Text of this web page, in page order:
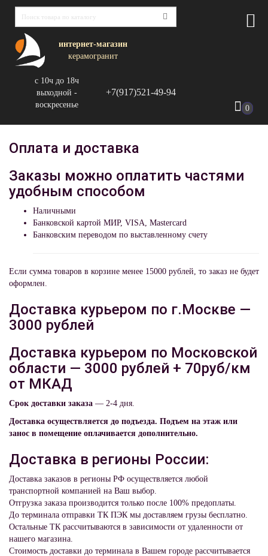
интернет-магазин
керамогранит
с 10ч до 18ч
выходной -
воскресенье
+7(917)521-49-94
0
Оплата и доставка
Заказы можно оплатить частями
удобным способом
Наличными
Банковской картой МИР, VISA, Mastercard
Банковским переводом по выставленному счету
Если сумма товаров в корзине менее 15000 рублей, то заказ не будет
оформлен.
Доставка курьером по г.Москве —
3000 рублей
Доставка курьером по Московской
области — 3000 рублей + 70руб/км
от МКАД
Срок доставки заказа — 2-4 дня.
Доставка осуществляется до подъезда. Подъем на этаж или
занос в помещение оплачивается дополнительно.
Доставка в регионы России:
Доставка заказов в регионы РФ осуществляется любой
транспортной компанией на Ваш выбор.
Отгрузка заказа производится только после 100% предоплаты.
До терминала отправки ТК ПЭК мы доставляем грузы бесплатно.
Остальные ТК рассчитываются в зависимости от удаленности от
нашего магазина.
Стоимость доставки до терминала в Вашем городе рассчитывается